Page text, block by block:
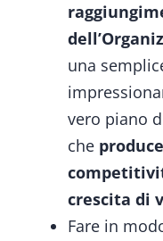
una
vero piano
che
crescita di
Fare in